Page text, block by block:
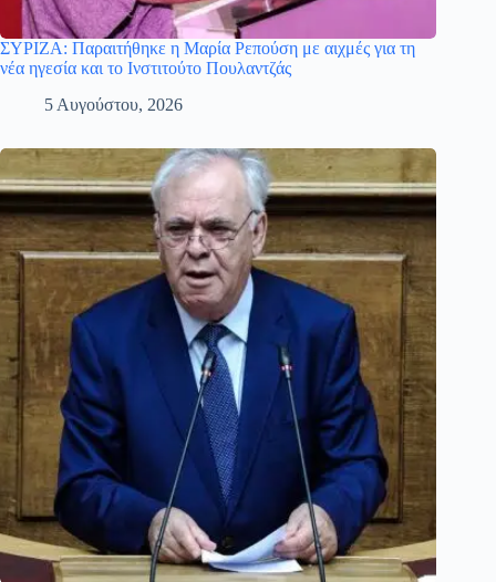
ΣΥΡΙΖΑ: Παραιτήθηκε η Μαρία Ρεπούση με αιχμές για τη
νέα ηγεσία και το Ινστιτούτο Πουλαντζάς
5 Αυγούστου, 2026